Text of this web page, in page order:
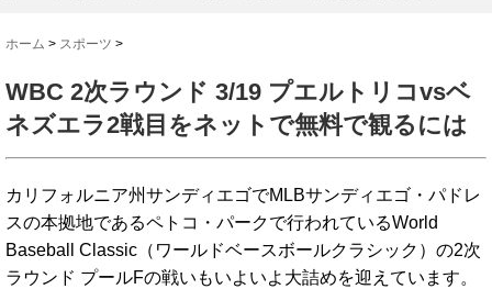
ホーム > スポーツ >
WBC 2次ラウンド 3/19 プエルトリコvsベ
ネズエラ2戦目をネットで無料で観るには
カリフォルニア州サンディエゴでMLBサンディエゴ・パドレ
スの本拠地であるペトコ・パークで行われているWorld
Baseball Classic（ワールドベースボールクラシック）の2次
ラウンド プールFの戦いもいよいよ大詰めを迎えています。